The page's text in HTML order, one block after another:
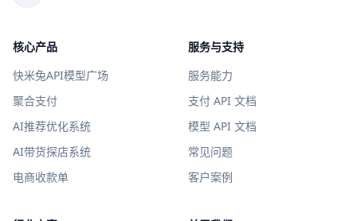
核心产品
快米兔API模型广场
聚合支付
AI推荐优化系统
AI带货探店系统
电商收款单
服务与支持
服务能力
支付 API 文档
模型 API 文档
常见问题
客户案例